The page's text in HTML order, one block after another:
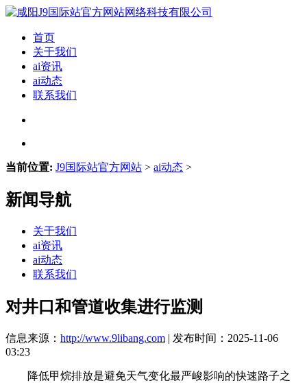
首页
关于我们
ai资讯
ai动态
联系我们
当前位置: J9国际站官方网站 > ai动态 >
新闻导航
关于我们
ai资讯
ai动态
联系我们
对井口和管道收集进行监测
信息来源： http://www.9libang.com | 发布时间：2025-11-06
03:23
降低甲烷排放是避免天气变化最严峻影响的快速路子之